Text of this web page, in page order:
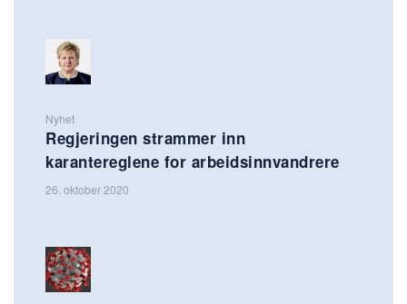
Nyhet
Regjeringen strammer inn
karantereglene for arbeidsinnvandrere
26. oktober 2020